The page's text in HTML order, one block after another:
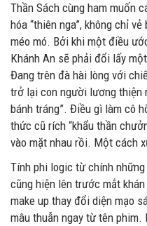
Thần Sách cùng ham muốn
hóa “thiên nga”, không chỉ
méo mó. Bởi khi một điều
Khánh An sẽ phải đổi lấy
Đang trên đà hài lòng với
trở lại con người lương thiện
bánh tráng”. Điều gì làm cô
thức cũ rích “khẩu thần
vào mặt nhau rồi. Một cách
Tính phi logic từ chính
cũng hiện lên trước mắt
make up thay đổi diện mạo
mâu thuẫn ngay từ tên